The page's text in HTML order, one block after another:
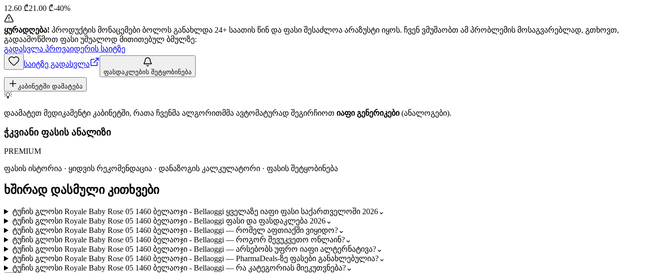
12.60 ₾21.00 ₾-40%
ყურადღება! პროდუქტის მონაცემები ბოლოს განახლდა 24+ საათის წინ და ფასი შესაძლოა არაზუსტი იყოს. ჩვენ ვმუშაობთ ამ პრობლემის მოსაგვარებლად, გთხოვთ,
გადაამოწმოთ ფასი უშუალოდ მითითებულ ბმულზე:
გადასვლა პროვაიდერის საიტზე
საიტზე გადასვლა
ფასდაკლების შეტყობინება
კაბინეტში დამატება
💡
დაამატეთ მედიკამენტი კაბინეტში, რათა ჩვენმა ალგორითმმა ავტომატურად შეგირჩიოთ იაფი გენერიკები(ანალოგები).
ჭკვიანი ფასის ანალიზი
PREMIUM
ფასის ისტორია · ყიდვის რეკომენდაცია · დანაზოგის კალკულატორი · ფასის შეტყობინება
ხშირად დასმული კითხვები
ტუჩის გლოსი Royale Baby Rose 05 1460 ბელაოჯი - Bellaoggi ყველაზე იაფი ფასი საქართველოში 2026⌄
ტუჩის გლოსი Royale Baby Rose 05 1460 ბელაოჯი - Bellaoggi ფასი და ფასდაკლება 2026⌄
ტუჩის გლოსი Royale Baby Rose 05 1460 ბელაოჯი - Bellaoggi — რომელ აფთიაქში ვიყიდო?⌄
ტუჩის გლოსი Royale Baby Rose 05 1460 ბელაოჯი - Bellaoggi — როგორ შევუკვეთო ონლაინ?⌄
ტუჩის გლოსი Royale Baby Rose 05 1460 ბელაოჯი - Bellaoggi — არსებობს უფრო იაფი ალტერნატივა?⌄
ტუჩის გლოსი Royale Baby Rose 05 1460 ბელაოჯი - Bellaoggi — PharmaDeals-ზე ფასები განახლებულია?⌄
ტუჩის გლოსი Royale Baby Rose 05 1460 ბელაოჯი - Bellaoggi — რა კატეგორიას მიეკუთვნება?⌄